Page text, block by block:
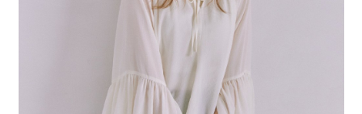
2.基於同意付款使用「大哥付你分期」之契約關係目的，商店將以您的個人
資料（包含姓名、電話或地址）提供予台灣大哥大進項蒐集、處理及利用，
由本公司與您本人進行分期帳單所需資料之確認、核對及更正。
3.完整用戶服務條款，請詳閱以下連結： https://oppay.tw/userRule
※ 交易是否成功請以「AFTEE先享後付 」之結帳頁面顯示為準，若有關於
是否繳費成功／繳費後需取消欲退款等相關疑問，請聯繫「AFTEE先享後付
https://netprotections.freshdesk.com/support/home
１．透過由恩沛科技股份有限公司提供之「AFTEE先享後付」服務完成之交
易，需依本服務之必要範圍內提供個人資料，並將交易相關給付款項請求債
每筆NT$80，滿NT$1,500(含以上)免運費
每筆NT$80，滿NT$1,500(含以上)免運費